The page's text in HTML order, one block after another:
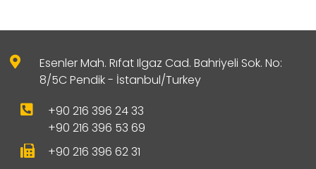
Esenler Mah. Rıfat Ilgaz Cad. Bahriyeli Sok. No:
8/5C Pendik - İstanbul/Turkey
+90 216 396 24 33
+90 216 396 53 69
+90 216 396 62 31